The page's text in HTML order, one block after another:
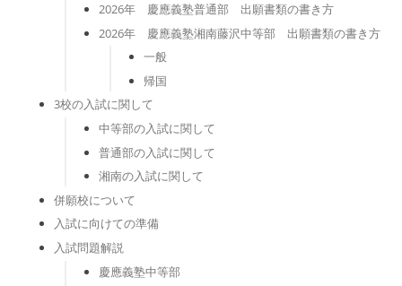
2026年 慶應義塾普通部 出願書類の書き方
2026年 慶應義塾湘南藤沢中等部 出願書類の書き方
一般
帰国
3校の入試に関して
中等部の入試に関して
普通部の入試に関して
湘南の入試に関して
併願校について
入試に向けての準備
入試問題解説
慶應義塾中等部